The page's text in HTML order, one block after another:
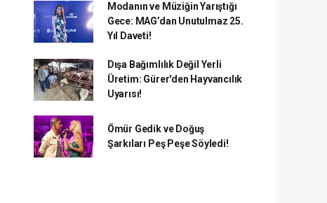
Modanın ve Müziğin Yarıştığı
Gece: MAG’dan Unutulmaz 25.
Yıl Daveti!
Dışa Bağımlılık Değil Yerli
Üretim: Gürer'den Hayvancılık
Uyarısı!
Ömür Gedik ve Doğuş
Şarkıları Peş Peşe Söyledi!